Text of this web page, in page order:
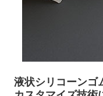
液状シリコーンゴ